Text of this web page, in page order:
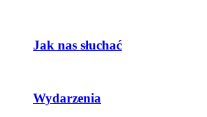
Jak nas słuchać
Wydarzenia